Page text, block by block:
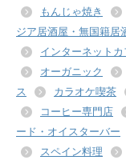
もんじゃ焼き
ジア居酒屋・無国籍居
インターネットカ
オーガニック
ス
カラオケ喫茶
コーヒー専門店
ード・オイスターバー
スペイン料理